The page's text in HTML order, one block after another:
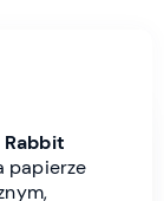
Rabbit
papierze